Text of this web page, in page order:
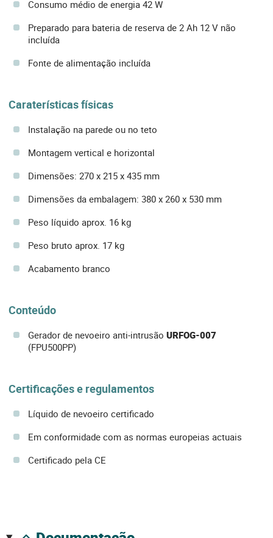
Consumo médio de energia 42 W
Preparado para bateria de reserva de 2 Ah 12 V não
incluída
Fonte de alimentação incluída
Caraterísticas físicas
Instalação na parede ou no teto
Montagem vertical e horizontal
Dimensões: 270 x 215 x 435 mm
Dimensões da embalagem: 380 x 260 x 530 mm
Peso líquido aprox. 16 kg
Peso bruto aprox. 17 kg
Acabamento branco
Conteúdo
Gerador de nevoeiro anti-intrusão URFOG-007
(FPU500PP)
Certificações e regulamentos
Líquido de nevoeiro certificado
Em conformidade com as normas europeias actuais
Certificado pela CE